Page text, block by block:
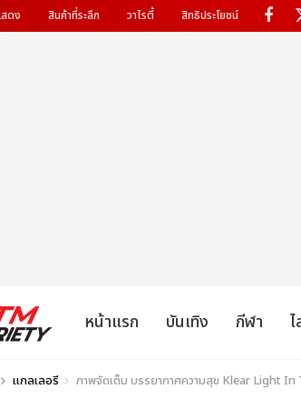
ดง สินค้าที่ระลึก วาไรตี้ สิทธิประโยชน์
หน้าแรก บันเทิง กีฬา
แกลเลอรี ภาพจัดเต็ม บรรยากาศความสุข Klear Light